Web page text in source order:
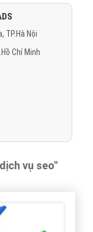
TP.Hà Nội
Chí Minh
vụ seo"